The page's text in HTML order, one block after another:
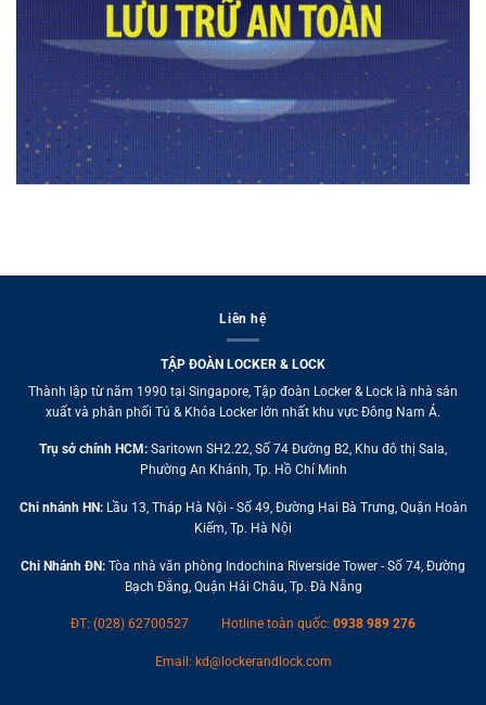
Liên hệ
TẬP ĐOÀN LOCKER & LOCK
Thành lập từ năm 1990 tại Singapore, Tập đoàn Locker & Lock là nhà sản
xuất và phân phối Tủ & Khóa Locker lớn nhất khu vực Đông Nam Á.
Trụ sở chính HCM: Saritown SH2.22, Số 74 Đường B2, Khu đô thị Sala,
Phường An Khánh, Tp. Hồ Chí Minh
Chi nhánh HN:Lầu 13, Tháp Hà Nội - Số 49, Đường Hai Bà Trưng, Quận Hoàn
Kiếm, Tp. Hà Nội
Chi Nhánh ĐN: Tòa nhà văn phòng Indochina Riverside Tower - Số 74, Đường
Bạch Đằng, Quận Hải Châu, Tp. Đà Nẵng
ĐT: (028) 62700527 Hotline toàn quốc: 0938 989 276
Email: kd@lockerandlock.com